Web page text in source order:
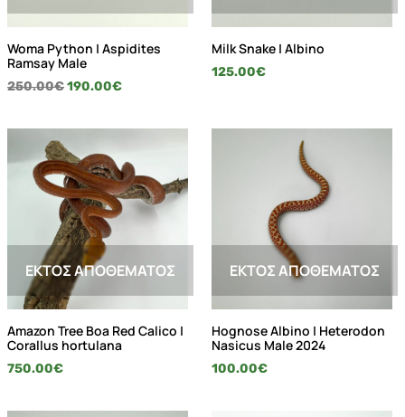
Woma Python | Aspidites
Ramsay Male
250.00€190.00€
Milk Snake | Albino
125.00€
ΕΚΤΌΣ ΑΠΟΘΈΜΑΤΟΣ
Amazon Tree Boa Red Calico |
Corallus hortulana
750.00€
ΕΚΤΌΣ ΑΠΟΘΈΜΑΤΟΣ
Hognose Albino | Heterodon
Nasicus Male 2024
100.00€